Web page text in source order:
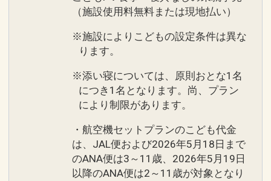
（施設使用料無料または現地払い）
※施設によりこどもの設定条件は異な
ります。
※添い寝については、原則おとな1名
につき1名となります。尚、プラン
により制限があります。
・航空機セットプランのこども代金
は、JAL便および2026年5月18日まで
のANA便は3～11歳、2026年5月19日
以降のANA便は2～11歳が対象となり